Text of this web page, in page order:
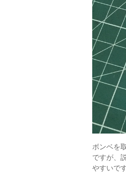
ボンベを
ですが、
やすいです